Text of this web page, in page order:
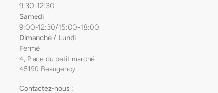
9:30-12:30
Samedi
9:00-12:30/15:00-18:00
Dimanche / Lundi
Fermé
4, Place du petit marché
45190 Beaugency
Contactez-nous :